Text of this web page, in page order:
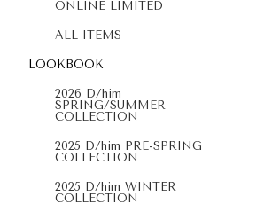
ONLINE LIMITED
ALL ITEMS
LOOKBOOK
2026 D/him
SPRING/SUMMER
COLLECTION
2025 D/him PRE-SPRING
COLLECTION
2025 D/him WINTER
COLLECTION